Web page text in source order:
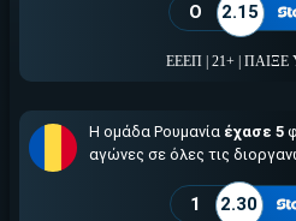
O 2.15
ΕΕΕΠ | 21+ |
Η ομάδα Ρουμανία έχασε 5
αγώνες σε όλες τις
1 2.30